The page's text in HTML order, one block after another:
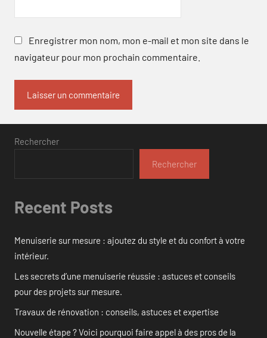
Enregistrer mon nom, mon e-mail et mon site dans le
navigateur pour mon prochain commentaire.
Rechercher
Rechercher
Recent Posts
Menuiserie sur mesure : ajoutez du style et du confort à votre
intérieur.
Les secrets d’une menuiserie réussie : astuces et conseils
pour des projets sur mesure.
Travaux de rénovation : conseils, astuces et expertise
Nouvelle étape ? Voici pourquoi faire appel à des pros de la